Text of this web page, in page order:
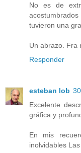
No es de
tuvieron una
Un abrazo. Fra
Responder
esteban lob
Excelente
gráfica y
En mis
inolvidables